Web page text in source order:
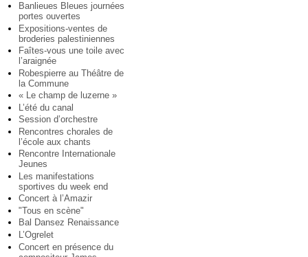
Banlieues Bleues journées
portes ouvertes
Expositions-ventes de
broderies palestiniennes
Faîtes-vous une toile avec
l’araignée
Robespierre au Théâtre de
la Commune
« Le champ de luzerne »
L’été du canal
Session d’orchestre
Rencontres chorales de
l’école aux chants
Rencontre Internationale
Jeunes
Les manifestations
sportives du week end
Concert à l’Amazir
"Tous en scène"
Bal Dansez Renaissance
L’Ogrelet
Concert en présence du